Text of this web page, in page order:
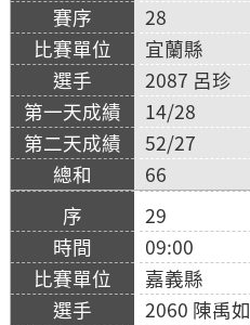
28
宜蘭縣
2087 呂珍
14/28
52/27
66
29
09:00
嘉義縣
2060 陳禹如